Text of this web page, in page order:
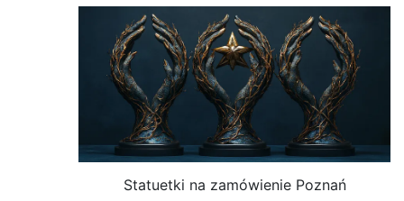
Statuetki na zamówienie Poznań